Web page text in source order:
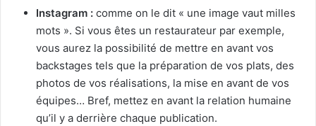
Instagram : comme on le dit « une image vaut milles
mots ». Si vous êtes un restaurateur par exemple,
vous aurez la possibilité de mettre en avant vos
backstages tels que la préparation de vos plats, des
photos de vos réalisations, la mise en avant de vos
équipes… Bref, mettez en avant la relation humaine
qu’il y a derrière chaque publication.